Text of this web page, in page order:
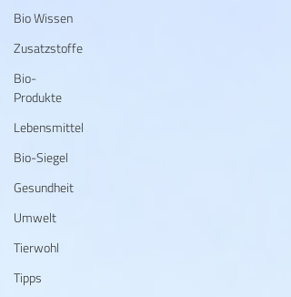
Bio Wissen
Zusatzstoffe
Bio-
Produkte
Lebensmittel
Bio-Siegel
Gesundheit
Umwelt
Tierwohl
Tipps